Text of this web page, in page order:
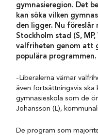
gymnasieregion. Det
kan söka vilken
den ligger. Nu föreslår
Stockholm stad (S,
valfriheten genom att
populära programmen.
-Liberalerna värnar
även fortsättningsvis ska
gymnasieskola som de
Johansson (L),
De program som